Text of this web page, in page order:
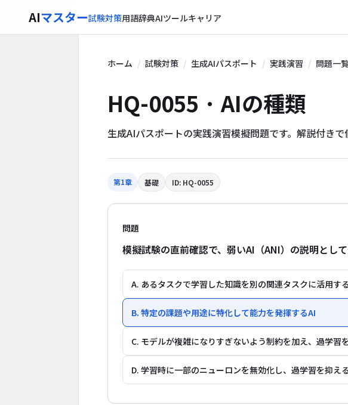
AIマスター試験対策用語辞典AIツールキャリア
ホーム 試験対策 生成AIパスポート 実践演習 問題一
HQ-0055 · AIの種類
生成AIパスポートの実践演習模擬問題です。解説付き
第1章 基礎 ID: HQ-0055
問題
模擬試験の直前確認で、弱いAI（ANI）の説明とし
A. あるタスクで学習した知識を別の関連タスクに活用す
B. 特定の課題や用途に特化して能力を発揮するAI
C. モデルが複雑になりすぎないよう制約を加え、過学習
D. 学習時に一部のニューロンを無効化し、過学習を抑え